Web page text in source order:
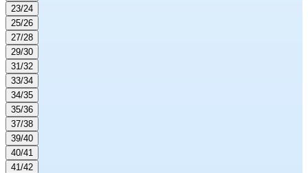
23/24
25/26
27/28
29/30
31/32
33/34
34/35
35/36
37/38
39/40
40/41
41/42